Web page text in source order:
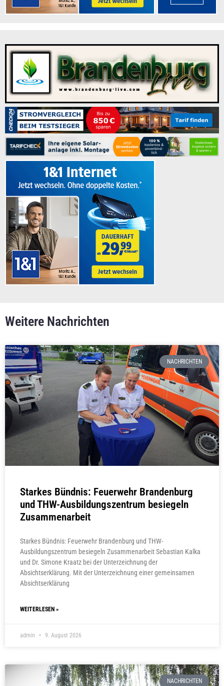
Weitere Nachrichten
NACHRICHTEN
Starkes Bündnis: Feuerwehr Brandenburg
und THW-Ausbildungszentrum besiegeln
Zusammenarbeit
Starkes Bündnis: Feuerwehr Brandenburg und THW-
Ausbildungszentrum besiegeln Zusammenarbeit Sebastian Kalka
und Dr. Simone Kraatz bei der Unterzeichnung der
Absichtserklärung. Mit der Unterzeichnung einer gemeinsamen
Absichtserklärung
WEITERLESEN »
admin 9. August 2026
NACHRICHTEN